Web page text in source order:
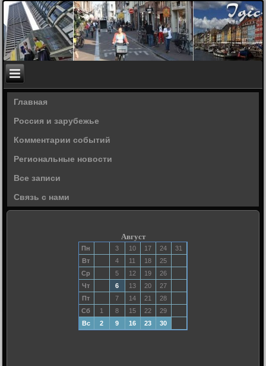
Главная
Россия и зарубежье
Комментарии событий
Региональные новости
Все записи
Связь с нами
Август
Пн 3 10 17 24
31
Вт
4 11 18
25
Ср
5 12 19
26
Чт
6 13 20
27
Пт
7 14 21
28
Сб
1 8 15 22
29
Вс
2 9 16 23 30